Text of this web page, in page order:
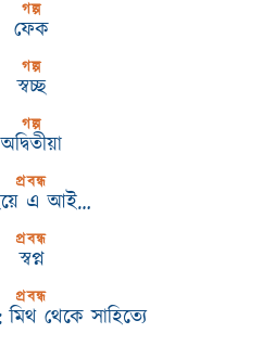
গল্প
ফেক
গল্প
স্বচ্ছ
গল্প
অদ্বিতীয়া
প্রবন্ধ
এ আই…
প্রবন্ধ
স্বপ্ন
প্রবন্ধ
থেকে সাহিত্যে